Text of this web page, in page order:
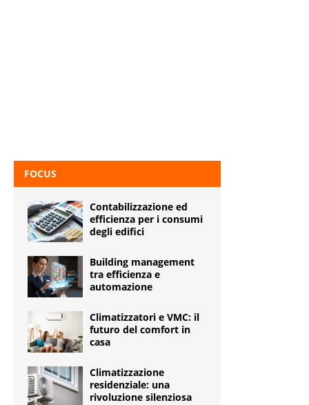
FOCUS
Contabilizzazione ed
efficienza per i consumi
degli edifici
Building management
tra efficienza e
automazione
Climatizzatori e VMC: il
futuro del comfort in
casa
Climatizzazione
residenziale: una
rivoluzione silenziosa